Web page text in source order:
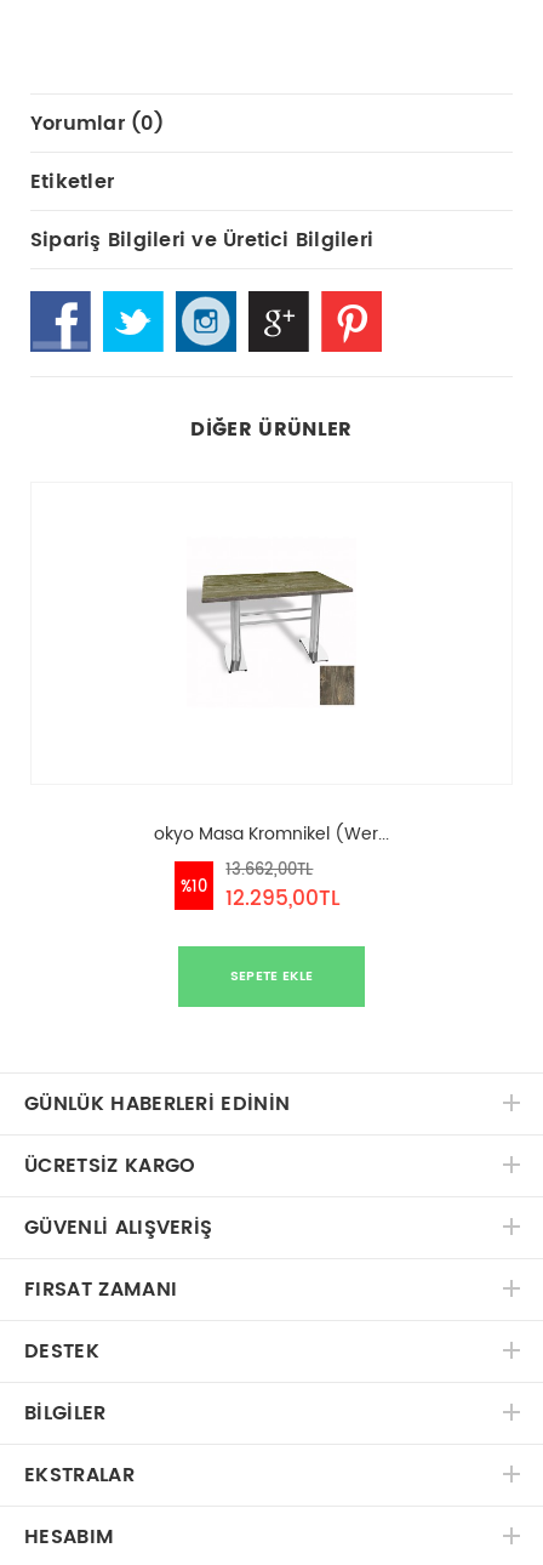
Yorumlar (0)
Etiketler
Sipariş Bilgileri ve Üretici Bilgileri
DIĞER ÜRÜNLER
okyo Masa Kromnikel (Wer...
%10
13.662,00TL
12.295,00TL
SEPETE EKLE
GÜNLÜK HABERLERİ EDİNİN
ÜCRETSIZ KARGO
GÜVENLI ALIŞVERIŞ
FIRSAT ZAMANI
DESTEK
BILGILER
EKSTRALAR
HESABIM